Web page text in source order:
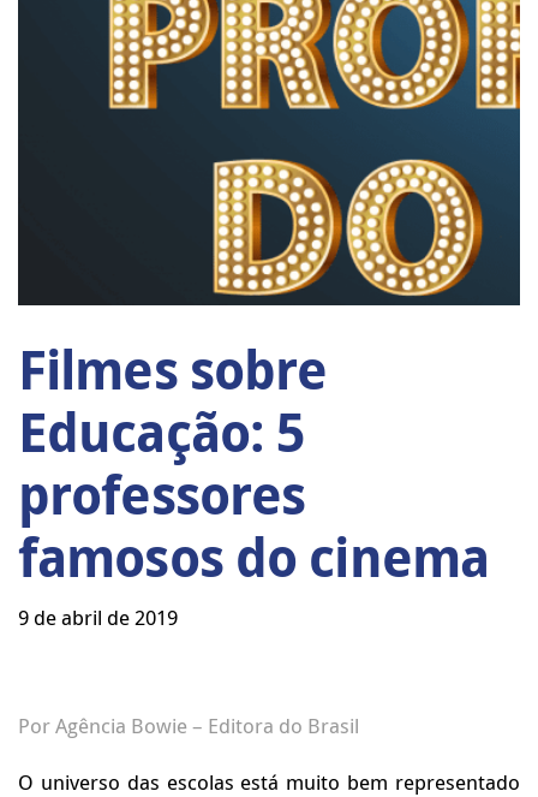
Filmes sobre
Educação: 5
professores
famosos do cinema
9 de abril de 2019
Por Agência Bowie – Editora do Brasil
O universo das escolas está muito bem representado